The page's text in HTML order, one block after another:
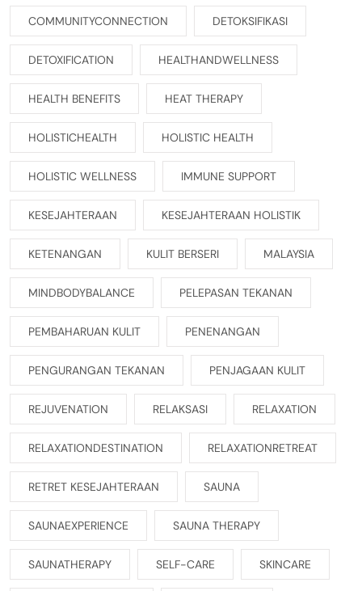
COMMUNITYCONNECTION DETOKSIFIKASI
DETOXIFICATION HEALTHANDWELLNESS
HEALTH BENEFITS HEAT THERAPY
HOLISTICHEALTH HOLISTIC HEALTH
HOLISTIC WELLNESS IMMUNE SUPPORT
KESEJAHTERAAN KESEJAHTERAAN HOLISTIK
KETENANGAN KULIT BERSERI MALAYSIA
MINDBODYBALANCE PELEPASAN TEKANAN
PEMBAHARUAN KULIT PENENANGAN
PENGURANGAN TEKANAN PENJAGAAN KULIT
REJUVENATION RELAKSASI RELAXATION
RELAXATIONDESTINATION RELAXATIONRETREAT
RETRET KESEJAHTERAAN SAUNA
SAUNAEXPERIENCE SAUNA THERAPY
SAUNATHERAPY SELF-CARE SKINCARE